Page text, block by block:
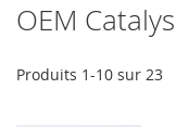
OEM
Produits 1-10 sur 23